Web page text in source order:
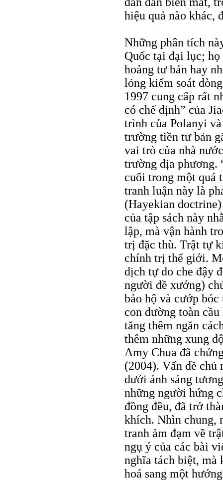
hiệu quả nào khác,
Những phân tích
Quốc tại đại lục;
hoảng tư bản hay
lỏng kiểm soát
1997 cung cấp rất
có chế định” của
trình của Polanyi
trường tiền tư bản
vai trò của nhà
trường địa phương.
cuối trong một quá
tranh luận này là
(Hayekian
của tập sách này
lập, mà vận hành
trị đặc thù. Trật tự
chính trị thế giới.
dịch tự do che đậy
người đề xướng)
bảo hộ và cướp
con đường toàn
tăng thêm ngăn
thêm những xung
Amy Chua đã
(2004). Vấn đề chủ
dưới ánh sáng
những người hứng
đồng đều, đã trở
khích. Nhìn chung,
tranh ảm đạm về
ngụ ý của các bài
nghĩa tách biệt, mà
hoá sang một